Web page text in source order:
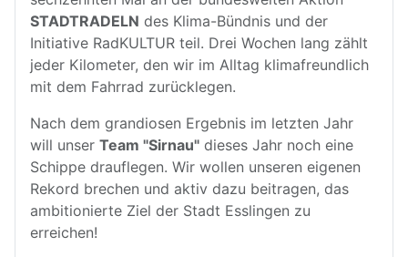
STADTRADELN des Klima-Bündnis und der
Initiative RadKULTUR teil. Drei Wochen lang zählt
jeder Kilometer, den wir im Alltag klimafreundlich
mit dem Fahrrad zurücklegen.
Nach dem grandiosen Ergebnis im letzten Jahr
will unser Team "Sirnau" dieses Jahr noch eine
Schippe drauflegen. Wir wollen unseren eigenen
Rekord brechen und aktiv dazu beitragen, das
ambitionierte Ziel der Stadt Esslingen zu
erreichen!